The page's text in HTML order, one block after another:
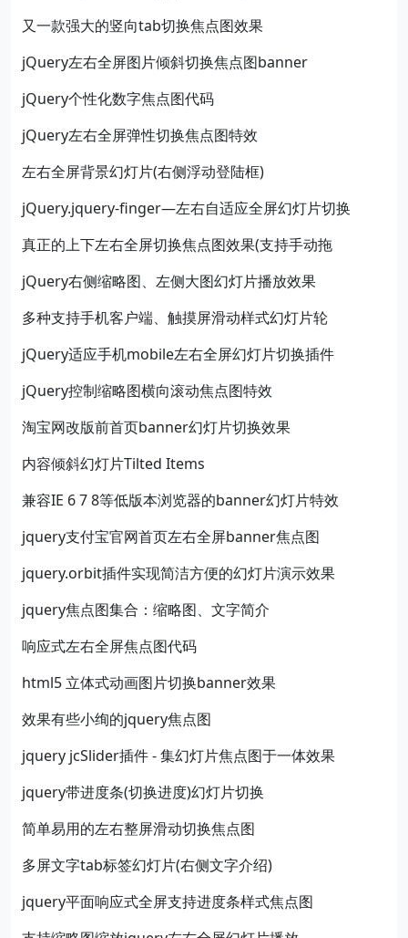
又一款强大的竖向tab切换焦点图效果
jQuery左右全屏图片倾斜切换焦点图banner
jQuery个性化数字焦点图代码
jQuery左右全屏弹性切换焦点图特效
左右全屏背景幻灯片(右侧浮动登陆框)
jQuery.jquery-finger—左右自适应全屏幻灯片切换
真正的上下左右全屏切换焦点图效果(支持手动拖
jQuery右侧缩略图、左侧大图幻灯片播放效果
多种支持手机客户端、触摸屏滑动样式幻灯片轮
jQuery适应手机mobile左右全屏幻灯片切换插件
jQuery控制缩略图横向滚动焦点图特效
淘宝网改版前首页banner幻灯片切换效果
内容倾斜幻灯片Tilted Items
兼容IE 6 7 8等低版本浏览器的banner幻灯片特效
jquery支付宝官网首页左右全屏banner焦点图
jquery.orbit插件实现简洁方便的幻灯片演示效果
jquery焦点图集合：缩略图、文字简介
响应式左右全屏焦点图代码
html5 立体式动画图片切换banner效果
效果有些小绚的jquery焦点图
jquery jcSlider插件 - 集幻灯片焦点图于一体效果
jquery带进度条(切换进度)幻灯片切换
简单易用的左右整屏滑动切换焦点图
多屏文字tab标签幻灯片(右侧文字介绍)
jquery平面响应式全屏支持进度条样式焦点图